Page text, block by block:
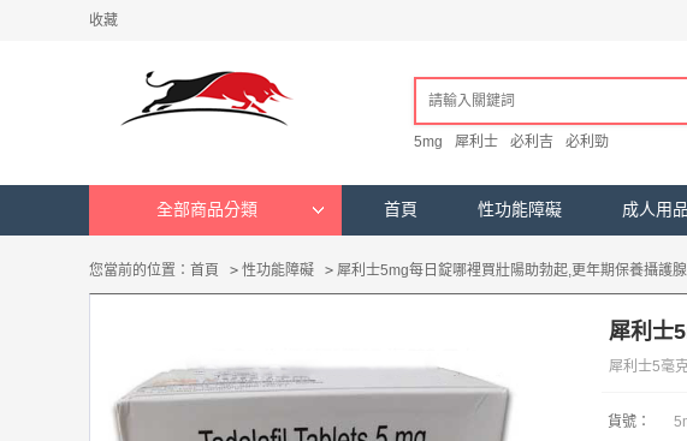
收藏
5mg 犀利士 必利吉 必利勁
全部商品分類 首頁 性功能障礙 成人用品
您當前的位置： 首頁 > 性功能障礙 > 犀利士5mg每日錠哪裡買壯陽助勃起,更年期保養攝護
犀利士
犀利士5毫
貨號：